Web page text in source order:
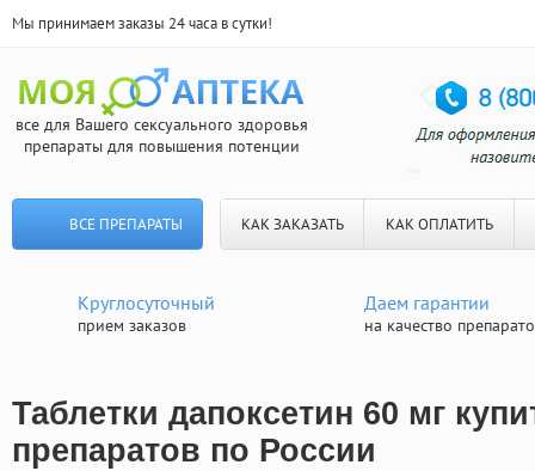
Мы принимаем заказы 24 часа в сутки!
все для Вашего сексуального здоровья
препараты для повышения потенции
ВСЕ ПРЕПАРАТЫ КАК ЗАКАЗАТЬ КАК ОПЛАТИТЬ
Круглосуточный
прием заказов
Даем гарантии
на качество
Таблетки дапоксетин 60 мг
препаратов по России